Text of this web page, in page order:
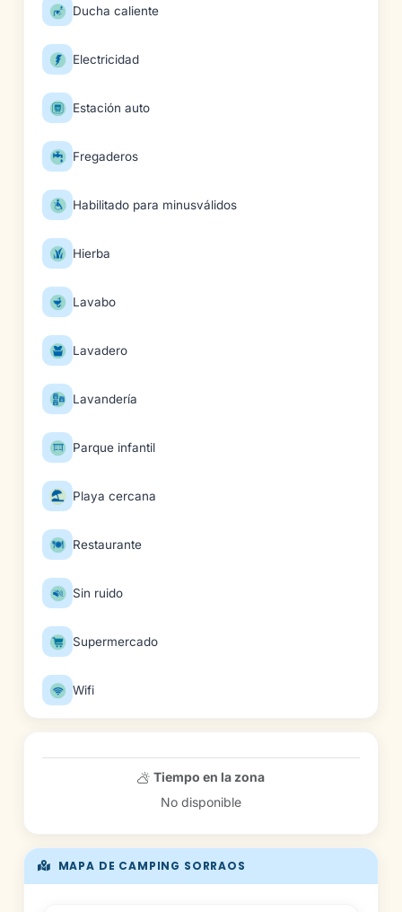
Ducha caliente
Electricidad
Estación auto
Fregaderos
Habilitado para minusválidos
Hierba
Lavabo
Lavadero
Lavandería
Parque infantil
Playa cercana
Restaurante
Sin ruido
Supermercado
Wifi
MAPA DE CAMPING SORRAOS
Tiempo en la zona
No disponible